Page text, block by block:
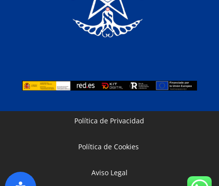
Política de Privacidad
Política de Cookies
Aviso Legal